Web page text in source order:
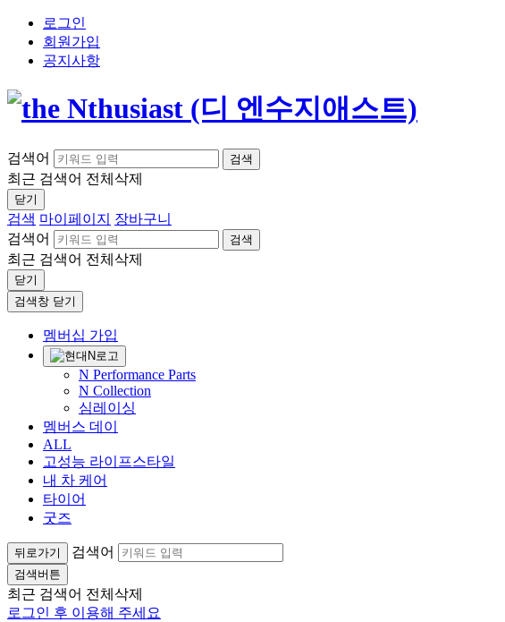
로그인
회원가입
공지사항
검색어 검색
최근 검색어 전체삭제
닫기
검색 마이페이지
장바구니
검색어
검색
최근 검색어 전체삭제
닫기
검색창 닫기
멤버십 가입
N Performance Parts
N Collection
심레이싱
멤버스 데이
ALL
고성능 라이프스타일
내 차 케어
타이어
굿즈
뒤로가기 검색어
검색버튼
최근 검색어 전체삭제
로그인 후 이용해 주세요